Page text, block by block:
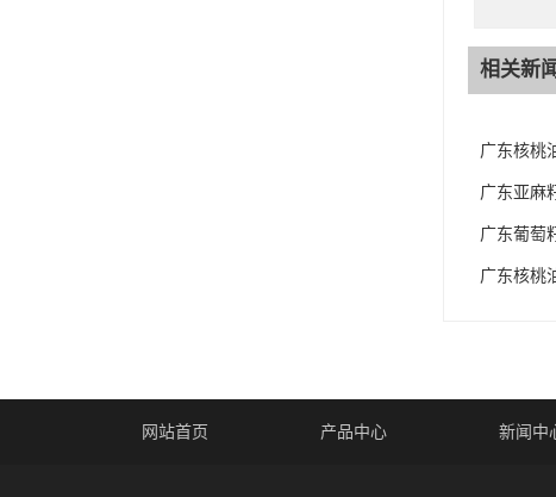
相关新闻
广东核桃
广东亚麻
广东葡萄
广东核桃
网站首页 产品中心 新闻中